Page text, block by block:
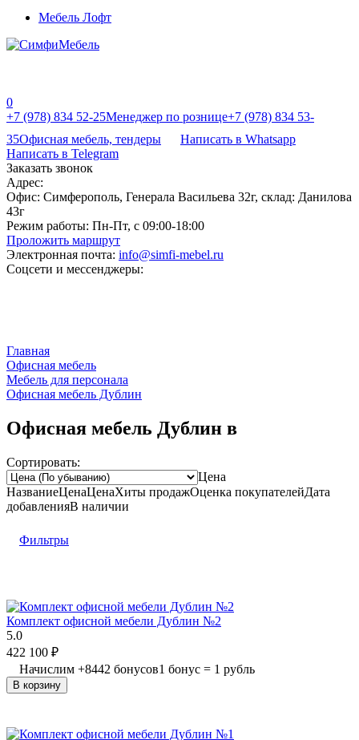
Мебель Лофт
0
+7 (978) 834 52-25Менеджер по рознице+7 (978) 834 53-
35Офисная мебель, тендеры
Написать в Whatsapp
Написать в Telegram
Заказать звонок
Адрес:
Офис: Симферополь, Генерала Васильева 32г, склад: Данилова
43г
Режим работы: Пн-Пт, с 09:00-18:00
Проложить маршрут
Электронная почта: info@simfi-mebel.ru
Соцсети и мессенджеры:
Главная
Офисная мебель
Мебель для персонала
Офисная мебель Дублин
Офисная мебель Дублин в
Сортировать:
Цена
НазваниеЦенаЦенаХиты продажОценка покупателейДата
добавленияВ наличии
Фильтры
Комплект офисной мебели Дублин №2
5.0
422 100 ₽
Начислим +8442 бонусов1 бонус = 1 рубль
В корзину